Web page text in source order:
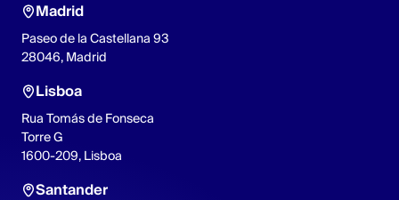
Madrid
Paseo de la Castellana 93
28046, Madrid
Lisboa
Rua Tomás de Fonseca
Torre G
1600-209, Lisboa
Santander